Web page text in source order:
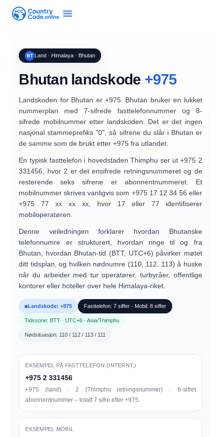
BT Land · Himalaya · Bhutan
Bhutan landskode +975
Landskoden for Bhutan er+975 . Bhutan bruker en lukket
nummerplan med7-sifrede fasttelefonnummerog 8-
sifrede mobilnummeretter landskoden. Det er det ingen
nasjonal stammeprefiks "0" , så sifrene du slår i Bhutan er
de samme som de brukt etter +975 fra utlandet.
En typisk fasttelefon i hovedstaden Thimphu ser ut+975 2
331456 , hvor 2 er det ensifrede retningsnummeret og de
resterende seks sifrene er abonnentnummeret. Et
mobilnummer skrives vanligvis som +975 17 12 34 56 eller
+975 77 xx xx xx , hvor 17 eller 77 identifiserer
mobiloperatøren.
Denne veiledningen forklarer hvordan Bhutanske
telefonnumre er strukturert, hvordan ringetil og fra
Bhutan , hvordan Bhutan-tid (BTT, UTC+6) påvirker møtet
ditt tidsplan, og hvilken nødnumre (110, 112, 113) å huske
når du arbeider med tur operatører, turbyråer, offentlige
kontorer eller hoteller over hele Himalaya-riket.
Landskode: +975 Fasttelefon: 7 siffer · Mobil: 8 siffer
Tidssone: BTT · UTC+6 · Asia/Thimphu
Nødsituasjon: 110 / 112 / 113 / 111
EKSEMPEL PÅ FASTTELEFON (INTERNT.)
+975 2 331456
+975 (land) · 2 (Thimphu retningsnummer) · 6-sifret
abonnentnummer – totalt 7 sifre etter +975.
EKSEMPEL MOBIL